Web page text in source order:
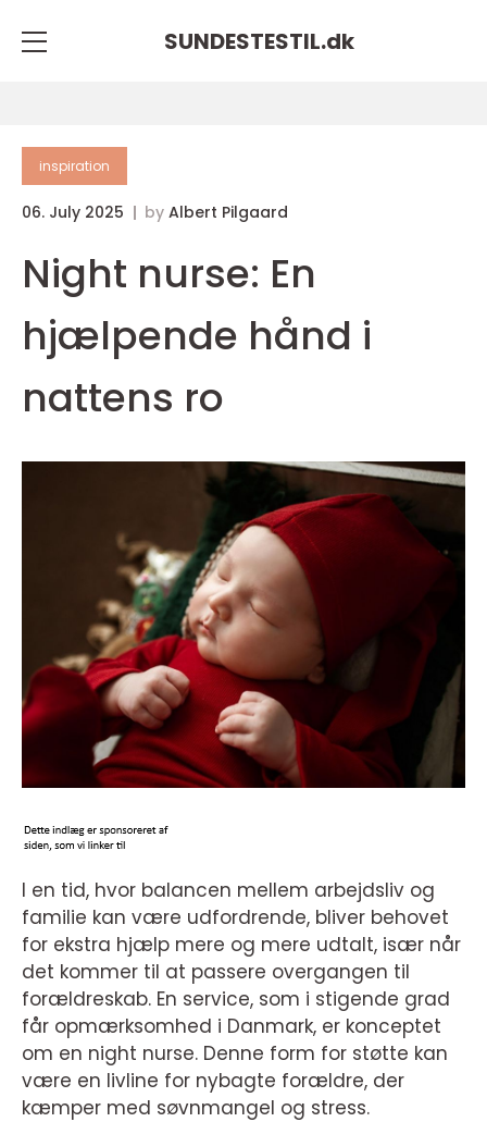
SUNDESTESTIL.dk
inspiration
06. July 2025 by Albert Pilgaard
Night nurse: En
hjælpende hånd i
nattens ro
I en tid, hvor balancen mellem arbejdsliv og
familie kan være udfordrende, bliver behovet
for ekstra hjælp mere og mere udtalt, især når
det kommer til at passere overgangen til
forældreskab. En service, som i stigende grad
får opmærksomhed i Danmark, er konceptet
om en night nurse. Denne form for støtte kan
være en livline for nybagte forældre, der
kæmper med søvnmangel og stress.